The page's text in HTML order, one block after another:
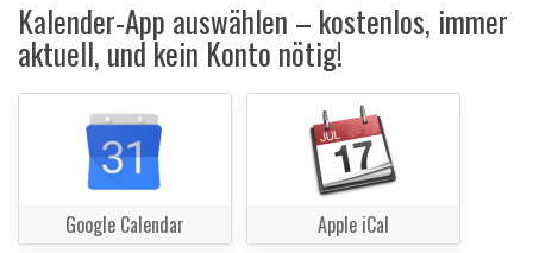
Kalender-App auswählen – kostenlos, immer
aktuell, und kein Konto nötig!
Google Calendar Apple iCal